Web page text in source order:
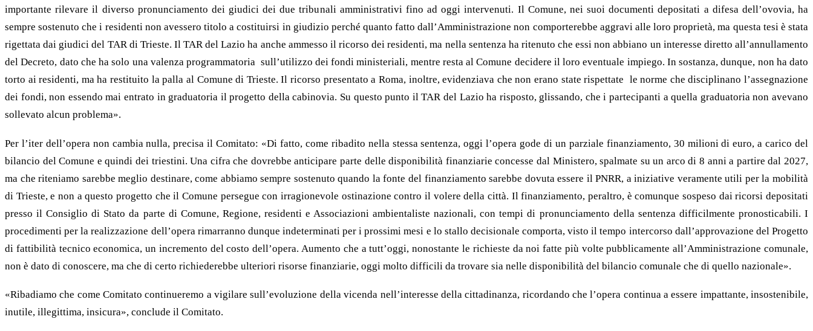
importante rilevare il diverso pronunciamento dei giudici dei due tribunali amministrativi fino ad oggi intervenuti. Il Comune, nei suoi documenti depositati a difesa dell’ovovia, ha
sempre sostenuto che i residenti non avessero titolo a costituirsi in giudizio perché quanto fatto dall’Amministrazione non comporterebbe aggravi alle loro proprietà, ma questa tesi è stata
rigettata dai giudici del TAR di Trieste. Il TAR del Lazio ha anche ammesso il ricorso dei residenti, ma nella sentenza ha ritenuto che essi non abbiano un interesse diretto all’annullamento
del Decreto, dato che ha solo una valenza programmatoria sull’utilizzo dei fondi ministeriali, mentre resta al Comune decidere il loro eventuale impiego. In sostanza, dunque, non ha dato
torto ai residenti, ma ha restituito la palla al Comune di Trieste. Il ricorso presentato a Roma, inoltre, evidenziava che non erano state rispettate le norme che disciplinano l’assegnazione
dei fondi, non essendo mai entrato in graduatoria il progetto della cabinovia. Su questo punto il TAR del Lazio ha risposto, glissando, che i partecipanti a quella graduatoria non avevano
sollevato alcun problema».
Per l’iter dell’opera non cambia nulla, precisa il Comitato: «Di fatto, come ribadito nella stessa sentenza, oggi l’opera gode di un parziale finanziamento, 30 milioni di euro, a carico del
bilancio del Comune e quindi dei triestini. Una cifra che dovrebbe anticipare parte delle disponibilità finanziarie concesse dal Ministero, spalmate su un arco di 8 anni a partire dal 2027,
ma che riteniamo sarebbe meglio destinare, come abbiamo sempre sostenuto quando la fonte del finanziamento sarebbe dovuta essere il PNRR, a iniziative veramente utili per la mobilità
di Trieste, e non a questo progetto che il Comune persegue con irragionevole ostinazione contro il volere della città. Il finanziamento, peraltro, è comunque sospeso dai ricorsi depositati
presso il Consiglio di Stato da parte di Comune, Regione, residenti e Associazioni ambientaliste nazionali, con tempi di pronunciamento della sentenza difficilmente pronosticabili. I
procedimenti per la realizzazione dell’opera rimarranno dunque indeterminati per i prossimi mesi e lo stallo decisionale comporta, visto il tempo intercorso dall’approvazione del Progetto
di fattibilità tecnico economica, un incremento del costo dell’opera. Aumento che a tutt’oggi, nonostante le richieste da noi fatte più volte pubblicamente all’Amministrazione comunale,
non è dato di conoscere, ma che di certo richiederebbe ulteriori risorse finanziarie, oggi molto difficili da trovare sia nelle disponibilità del bilancio comunale che di quello nazionale».
«Ribadiamo che come Comitato continueremo a vigilare sull’evoluzione della vicenda nell’interesse della cittadinanza, ricordando che l’opera continua a essere impattante, insostenibile,
inutile, illegittima, insicura», conclude il Comitato.